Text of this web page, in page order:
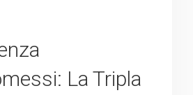
La Tripla